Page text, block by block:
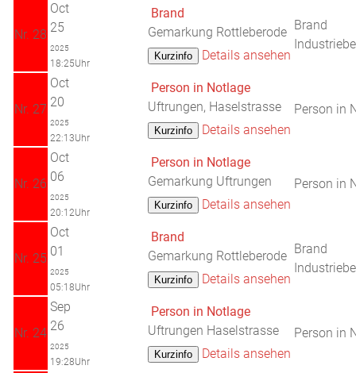
Nr. 28
Oct
25
2025
18:25Uhr
Brand
Gemarkung Rottleberode
Details ansehen
Brand
Nr. 27
Oct
20
2025
22:13Uhr
Person in Notlage
Uftrungen, Haselstrasse
Details ansehen
Person in
Nr. 26
Oct
06
2025
20:12Uhr
Person in Notlage
Gemarkung Uftrungen
Details ansehen
Person in
Nr. 25
Oct
01
2025
05:18Uhr
Brand
Gemarkung Rottleberode
Details ansehen
Brand
Nr. 24
Sep
26
2025
19:28Uhr
Person in Notlage
Uftrungen Haselstrasse
Details ansehen
Person in